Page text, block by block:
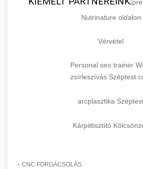
Nutrinature oldalon
Vérvétel
Personal seo trainer
zsírleszívás
arcplasztika
Kárpittisztító
- CNC FORGÁCSOLÁS